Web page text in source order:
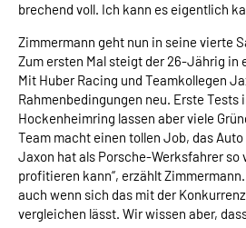
brechend voll. Ich kann es eigentlich
Zimmermann geht nun in seine vierte
Zum ersten Mal steigt der 26-Jährig in
Mit Huber Racing und Teamkollegen
Rahmenbedingungen neu. Erste Tests
Hockenheimring lassen aber viele
Team macht einen tollen Job, das
Jaxon hat als Porsche-Werksfahrer so
profitieren kann“, erzählt
auch wenn sich das mit der
vergleichen lässt. Wir wissen aber,